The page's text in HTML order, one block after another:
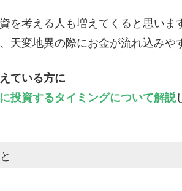
を考える人も増えてくると思いま
天変地異の際にお金が流れ込みや
ている方に
投資するタイミングについて解説